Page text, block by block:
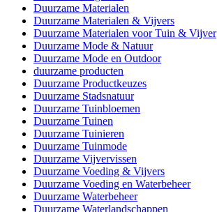
Duurzame Materialen
Duurzame Materialen & Vijvers
Duurzame Materialen voor Tuin & Vijver
Duurzame Mode & Natuur
Duurzame Mode en Outdoor
duurzame producten
Duurzame Productkeuzes
Duurzame Stadsnatuur
Duurzame Tuinbloemen
Duurzame Tuinen
Duurzame Tuinieren
Duurzame Tuinmode
Duurzame Vijvervissen
Duurzame Voeding & Vijvers
Duurzame Voeding en Waterbeheer
Duurzame Waterbeheer
Duurzame Waterlandschappen